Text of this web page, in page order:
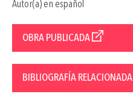
Autor(a) en español
OBRA PUBLICADA
BIBLIOGRAFÍA RELACIONADA